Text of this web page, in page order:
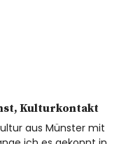
Kulturkontakt
aus Münster mit